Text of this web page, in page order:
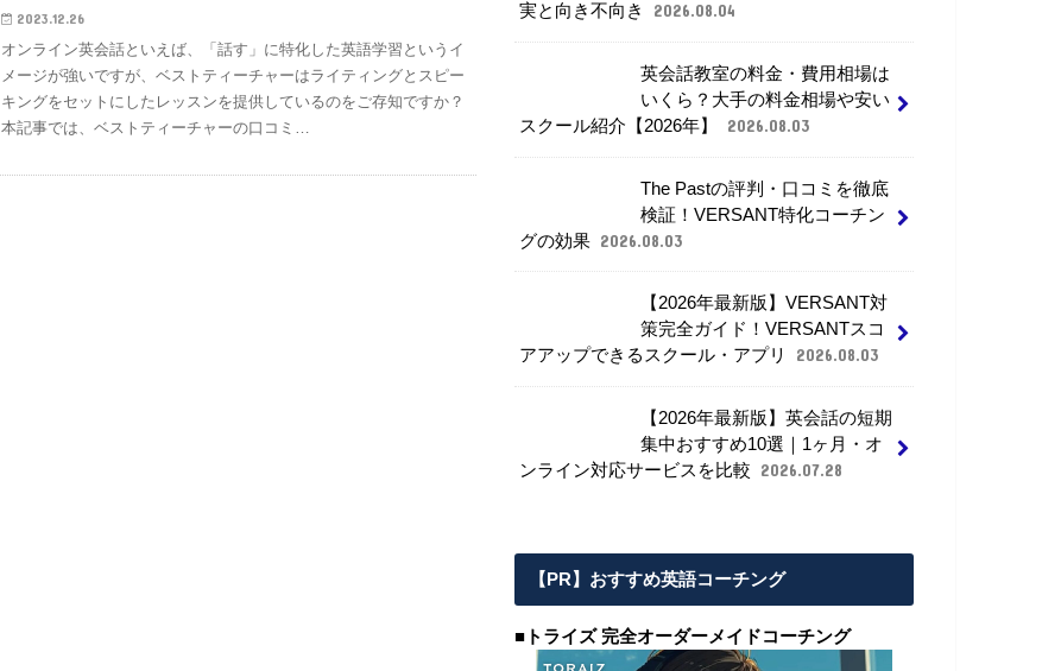
2023.12.26
オンライン英会話といえば、「話す」に特化した英語学習というイ
メージが強いですが、ベストティーチャーはライティングとスピー
キングをセットにしたレッスンを提供しているのをご存知ですか？
本記事では、ベストティーチャーの口コミ…
実と向き不向き
2026.08.04
英会話教室の料金・費用相場は
いくら？大手の料金相場や安い
スクール紹介【2026年】
2026.08.03
The Pastの評判・口コミを徹底
検証！VERSANT特化コーチン
グの効果 2026.08.03
【2026年最新版】VERSANT対
策完全ガイド！VERSANTスコ
アアップできるスクール・アプリ
2026.08.03
【2026年最新版】英会話の短期
集中おすすめ10選｜1ヶ月・オ
ンライン対応サービスを比較
2026.07.28
【PR】おすすめ英語コーチング
■トライズ 完全オーダーメイドコーチング